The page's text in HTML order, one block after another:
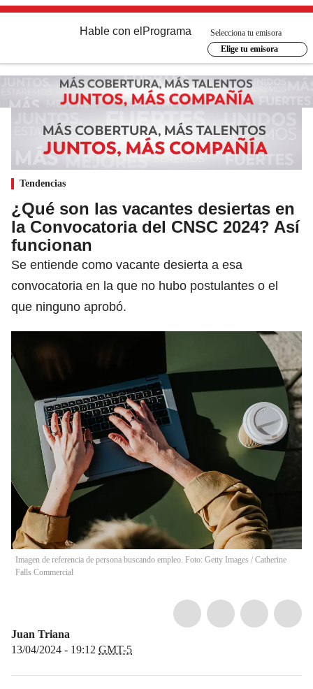
Hable con el Programa
Selecciona tu emisora
Elige tu emisora
Tendencias
¿Qué son las vacantes desiertas en
la Convocatoria del CNSC 2024? Así
funcionan
Se entiende como vacante desierta a esa
convocatoria en la que no hubo postulantes o el
que ninguno aprobó.
Imagen de referencia de persona buscando empleo. Foto: Getty Images / Catherine
Falls Commercial
Juan Triana
13/04/2024 - 19:12 GMT-5